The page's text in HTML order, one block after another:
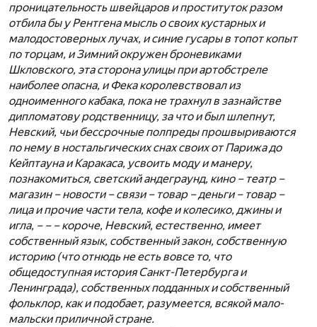
проницательность швейцаров и проституток разом
отбила бы у Рентгена мысль о своих кустарных и
малодостоверных лучах, и синие гусары в топот копыт
по торцам, и Зимний окружен броневиками
Шкловского, эта сторона улицы при артобстреле
наиболее опасна, и Фека королевствовал из
одноименного кабака, пока не трахнул в зазнайстве
дипломатову родственницу, за что и был шлепнут,
Невский, чьи бессрочные полпреды прошвыриваются
по нему в ностальгических снах своих от Парижа до
Кейптауна и Каракаса, усвоить моду и манеру,
познакомиться, светский андеграунд, кино – театр –
магазин – новости – связи – товар – деньги – товар –
лица и прочие части тела, кофе и колесико, джины и
игла, – – – короче, Невский, естественно, имеет
собственный язык, собственный закон, собственную
историю (что отнюдь не есть вовсе то, что
общедоступная история Санкт-Петербурга и
Ленинграда), собственных подданных и собственный
фольклор, как и подобает, разумеется, всякой мало-
мальски приличной стране.